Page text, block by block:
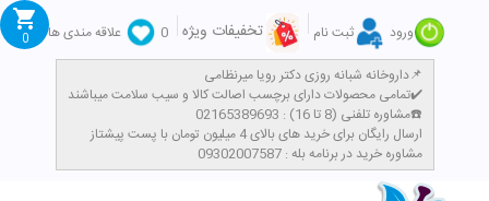
ورود ثبت نام تخفیفات ویژه 0
علاقه مندی ها
داروخانه شبانه روزی دکتر رویا میرنظامی📌
تمامی محصولات دارای برچسب اصالت کالا و سیب سلامت میباشند✔️
مشاوره تلفنی (8 تا 16) : 02165389693☎️
​ارسال رایگان برای خرید های بالای 4 میلیون تومان با پست پیشتاز
مشاوره خرید در برنامه بله : 09302007587
0